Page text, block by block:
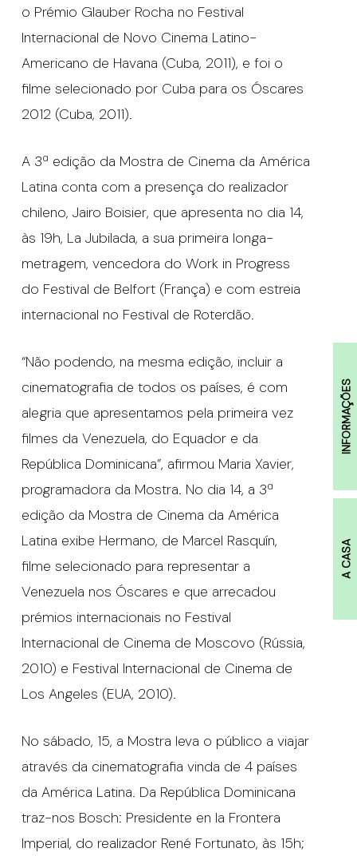
INFORMAÇÕES
A CASA
o Prémio Glauber Rocha no Festival
Internacional de Novo Cinema Latino-
Americano de Havana (Cuba, 2011), e foi o
filme selecionado por Cuba para os Óscares
2012 (Cuba, 2011).
A 3ª edição da Mostra de Cinema da América
Latina conta com a presença do realizador
chileno, Jairo Boisier, que apresenta no dia 14,
às 19h, La Jubilada, a sua primeira longa-
metragem, vencedora do Work in Progress
do Festival de Belfort (França) e com estreia
internacional no Festival de Roterdão.
“Não podendo, na mesma edição, incluir a
cinematografia de todos os países, é com
alegria que apresentamos pela primeira vez
filmes da Venezuela, do Equador e da
República Dominicana”, afirmou Maria Xavier,
programadora da Mostra. No dia 14, a 3ª
edição da Mostra de Cinema da América
Latina exibe Hermano, de Marcel Rasquín,
filme selecionado para representar a
Venezuela nos Óscares e que arrecadou
prémios internacionais no Festival
Internacional de Cinema de Moscovo (Rússia,
2010) e Festival Internacional de Cinema de
Los Angeles (EUA, 2010).
No sábado, 15, a Mostra leva o público a viajar
através da cinematografia vinda de 4 países
da América Latina. Da República Dominicana
traz-nos Bosch: Presidente en la Frontera
Imperial, do realizador René Fortunato, às 15h;